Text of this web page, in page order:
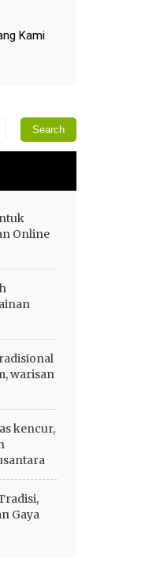
Kami
Online
warisan
kencur,
Gaya